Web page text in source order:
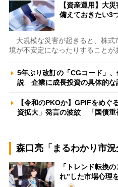
【資産運用】大
備えておきたい3
大規模な災害が起きると、株式
境が不安定になったりすることが
5年ぶり改訂の「CGコード」
説 企業に成長投資の具体的
【令和のPKOか】GPIFをめぐ
資拡大」発言の波紋 「国債
森口亮「まるわかり市況
「トレンド転換
れ”した市場心理